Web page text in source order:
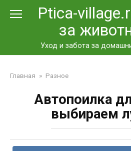
Ptica-
за
Уход и забота за
Главная » Разное
Автопоилка
выбираем